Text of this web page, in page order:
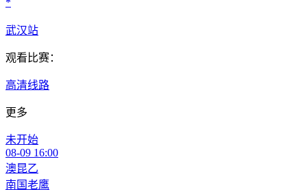
武汉站
观看比赛：
高清线路
更多
未开始
08-09 16:00
澳昆乙
南国老鹰